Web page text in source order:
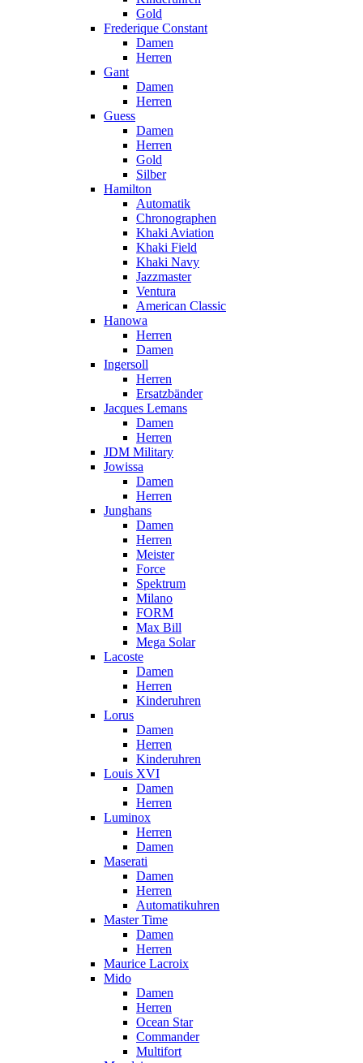
Gold
Frederique Constant
Damen
Herren
Gant
Damen
Herren
Guess
Damen
Herren
Gold
Silber
Hamilton
Automatik
Chronographen
Khaki Aviation
Khaki Field
Khaki Navy
Jazzmaster
Ventura
American Classic
Hanowa
Herren
Damen
Ingersoll
Herren
Ersatzbänder
Jacques Lemans
Damen
Herren
JDM Military
Jowissa
Damen
Herren
Junghans
Damen
Herren
Meister
Force
Spektrum
Milano
FORM
Max Bill
Mega Solar
Lacoste
Damen
Herren
Kinderuhren
Lorus
Damen
Herren
Kinderuhren
Louis XVI
Damen
Herren
Luminox
Herren
Damen
Maserati
Damen
Herren
Automatikuhren
Master Time
Damen
Herren
Maurice Lacroix
Mido
Damen
Herren
Ocean Star
Commander
Multifort